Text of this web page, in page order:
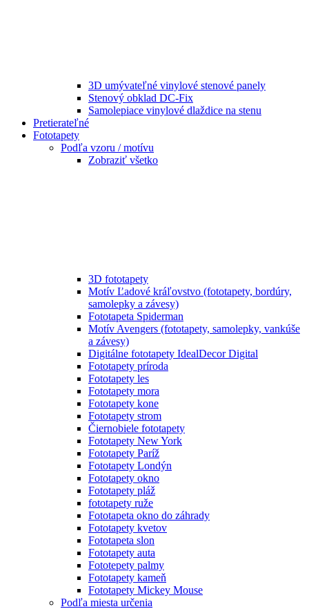
3D umývateľné vinylové stenové panely
Stenový obklad DC-Fix
Samolepiace vinylové dlaždice na stenu
Pretierateľné
Fototapety
Podľa vzoru / motívu
Zobraziť všetko
3D fototapety
Motív Ľadové kráľovstvo (fototapety, bordúry,
samolepky a závesy)
Fototapeta Spiderman
Motív Avengers (fototapety, samolepky, vankúše
a závesy)
Digitálne fototapety IdealDecor Digital
Fototapety príroda
Fototapety les
Fototapety mora
Fototapety kone
Fototapety strom
Čiernobiele fototapety
Fototapety New York
Fototapety Paríž
Fototapety Londýn
Fototapety okno
Fototapety pláž
fototapety ruže
Fototapeta okno do záhrady
Fototapety kvetov
Fototapeta slon
Fototapety auta
Fototepety palmy
Fototapety kameň
Fototapety Mickey Mouse
Podľa miesta určenia